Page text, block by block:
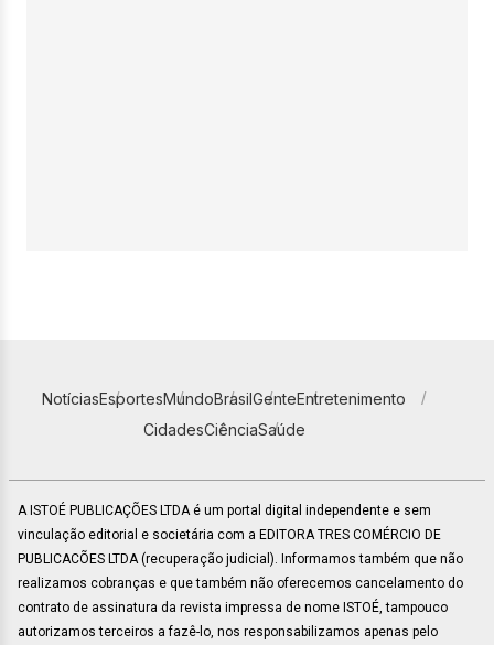
NotíciasEsportesMundoBrasilGenteEntretenimento
CidadesCiênciaSaúde
A ISTOÉ PUBLICAÇÕES LTDA é um portal digital independente e sem
vinculação editorial e societária com a EDITORA TRES COMÉRCIO DE
PUBLICACÕES LTDA (recuperação judicial). Informamos também que não
realizamos cobranças e que também não oferecemos cancelamento do
contrato de assinatura da revista impressa de nome ISTOÉ, tampouco
autorizamos terceiros a fazê-lo, nos responsabilizamos apenas pelo